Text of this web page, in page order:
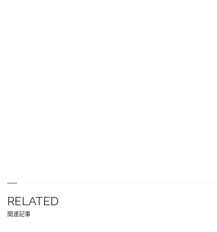
RELATED
関連記事